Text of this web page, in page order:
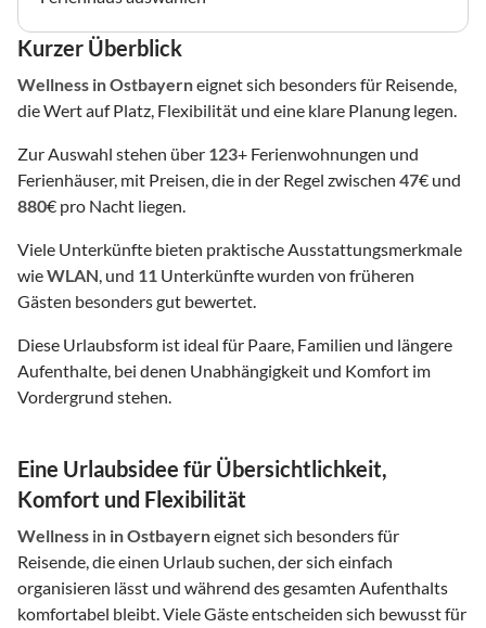
Kurzer Überblick
Wellness in Ostbayerneignet sich besonders für Reisende,
die Wert auf Platz, Flexibilität und eine klare Planung legen.
Zur Auswahl stehen über 123+ Ferienwohnungen und
Ferienhäuser, mit Preisen, die in der Regel zwischen 47€ und
880€ pro Nacht liegen.
Viele Unterkünfte bieten praktische Ausstattungsmerkmale
wieWLAN, und 11 Unterkünfte wurden von früheren
Gästen besonders gut bewertet.
Diese Urlaubsform ist ideal für Paare, Familien und längere
Aufenthalte, bei denen Unabhängigkeit und Komfort im
Vordergrund stehen.
Eine Urlaubsidee für Übersichtlichkeit,
Komfort und Flexibilität
Wellness in in Ostbayerneignet sich besonders für
Reisende, die einen Urlaub suchen, der sich einfach
organisieren lässt und während des gesamten Aufenthalts
komfortabel bleibt. Viele Gäste entscheiden sich bewusst für